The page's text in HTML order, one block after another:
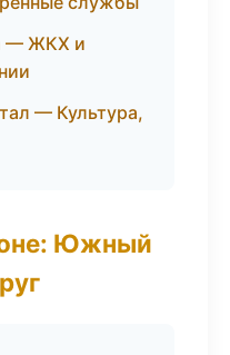
— ЖКХ и
— Культура,
Южный